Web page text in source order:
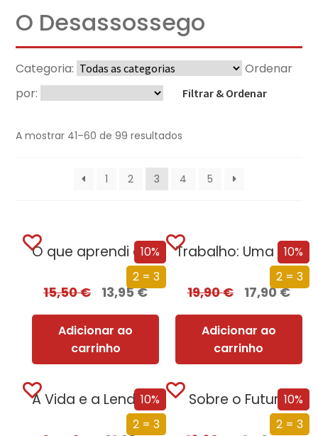
O Desassossego
Categoria:
Ordenar
por:
Filtrar & Ordenar
A mostrar 41–60 de 99 resultados
1 2 3 4 5
10%
2 = 3
O que aprendi em Auschwitz: 12 lições para mudar a sua vida
15,50€ 13,95€
Adicionar ao
carrinho
10%
2 = 3
Trabalho: Uma História de Como Utilizamos o Nosso Tempo
19,90€ 17,90€
Adicionar ao
carrinho
10%
2 = 3
A Vida e a Lenda do Sultão Saladino
10%
2 = 3
Sobre o Futuro